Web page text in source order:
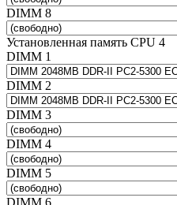
DIMM 8
Установленная память CPU 4
DIMM 1
DIMM 2
DIMM 3
DIMM 4
DIMM 5
DIMM 6